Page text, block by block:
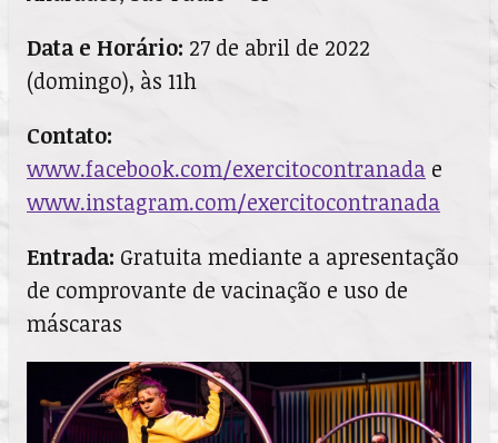
Data e Horário: 27 de abril de 2022
(domingo), às 11h
Contato:
www.facebook.com/exercitocontranada e
www.instagram.com/exercitocontranada
Entrada: Gratuita mediante a apresentação
de comprovante de vacinação e uso de
máscaras